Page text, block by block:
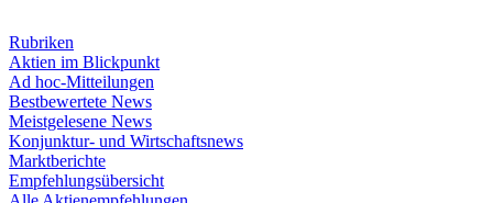
Rubriken
Aktien im Blickpunkt
Ad hoc-Mitteilungen
Bestbewertete News
Meistgelesene News
Konjunktur- und Wirtschaftsnews
Marktberichte
Empfehlungsübersicht